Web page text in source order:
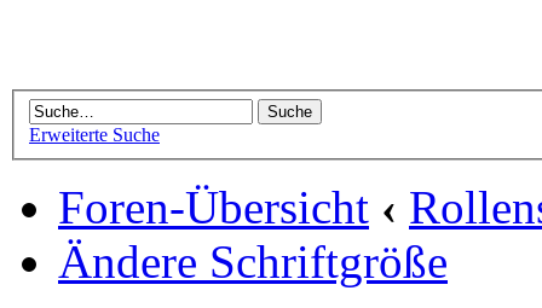
Erweiterte Suche
Foren-Übersicht ‹
Ändere Schriftgröße